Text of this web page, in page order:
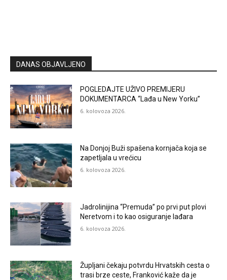
DANAS OBJAVLJENO
POGLEDAJTE UŽIVO PREMIJERU
DOKUMENTARCA “Lađa u New Yorku”
6. kolovoza 2026.
Na Donjoj Buži spašena kornjača koja se
zapetljala u vrećicu
6. kolovoza 2026.
Jadrolinijina “Premuda” po prvi put plovi
Neretvom i to kao osiguranje lađara
6. kolovoza 2026.
Župljani čekaju potvrdu Hrvatskih cesta o
trasi brze ceste, Franković kaže da je